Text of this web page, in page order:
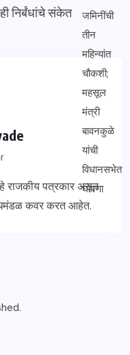
निर्बंधांचे संकेत
पत्रकार असून
कवर करत आहेत.